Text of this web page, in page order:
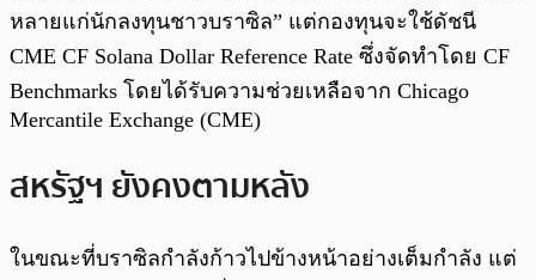
หลายแก่นักลงทุนชาวบราซิล” แต่กองทุนจะใช้ดัชนี
CME CF Solana Dollar Reference Rate ซึ่งจัดทำโดย CF
Benchmarks โดยได้รับความช่วยเหลือจาก Chicago
Mercantile Exchange (CME)
สหรัฐฯ ยังคงตามหลัง
ในขณะที่บราซิลกำลังก้าวไปข้างหน้าอย่างเต็มกำลัง แต่